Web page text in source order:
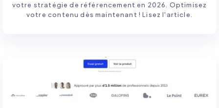
votre stratégie de référencement en 2026. Optimisez
votre contenu dès maintenant ! Lisez l'article.